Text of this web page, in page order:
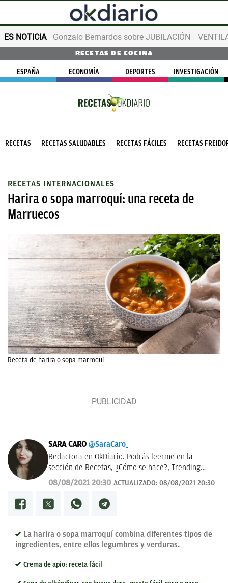
ES NOTICIA Gonzalo Bernardos sobre JUBILACIÓN
RECETAS DE COCINA
ESPAÑA ECONOMÍA DEPORTES INVESTIGACIÓN
RECETAS RECETAS SALUDABLES RECETAS FÁCILES RECETAS
RECETAS INTERNACIONALES
Harira o sopa marroquí: una receta de
Marruecos
Receta de harira o sopa marroquí
SARA CARO @SaraCaro_
Redactora en OkDiario. Podrás leerme en la
sección de Recetas, ¿Cómo se hace?, Trending
Topic, Consumo y Lotería de Navidad.
08/08/2021 20:30 ACTUALIZADO: 08/08/2021 20:30
La harira o sopa marroquí combina diferentes tipos de
ingredientes, entre ellos legumbres y verduras.
Crema de apio: receta fácil